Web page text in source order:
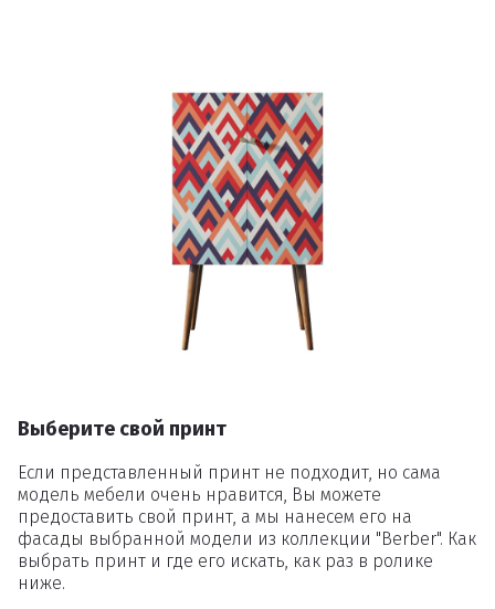
Выберите свой принт
Если представленный принт не подходит, но сама
модель мебели очень нравится, Вы можете
предоставить свой принт, а мы нанесем его на
фасады выбранной модели из коллекции "Berber". Как
выбрать принт и где его искать, как раз в ролике
ниже.